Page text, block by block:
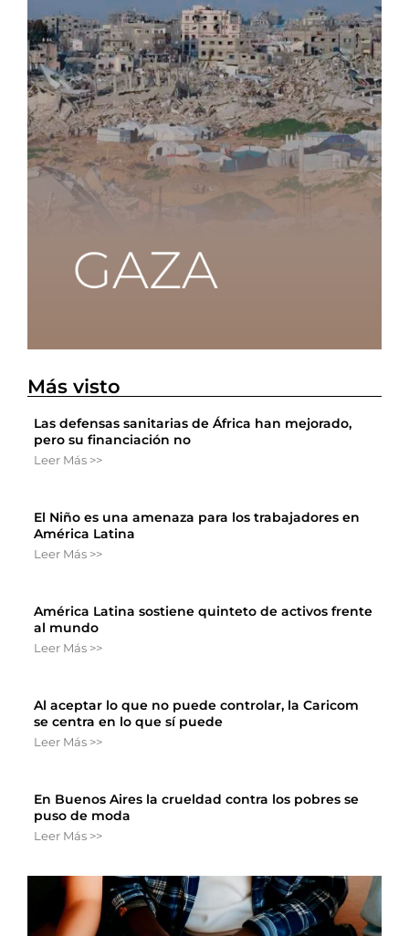
Más visto
Las defensas sanitarias de África han mejorado,
pero su financiación no
Leer Más >>
El Niño es una amenaza para los trabajadores en
América Latina
Leer Más >>
América Latina sostiene quinteto de activos frente
al mundo
Leer Más >>
Al aceptar lo que no puede controlar, la Caricom
se centra en lo que sí puede
Leer Más >>
En Buenos Aires la crueldad contra los pobres se
puso de moda
Leer Más >>